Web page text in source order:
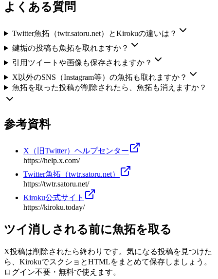
よくある質問
Twitter魚拓（twtr.satoru.net）とKirokuの違いは？
鍵垢の投稿も魚拓を取れますか？
引用ツイートや画像も保存されますか？
X以外のSNS（Instagram等）の魚拓も取れますか？
魚拓を取った投稿が削除されたら、魚拓も消えますか？
参考資料
X（旧Twitter）ヘルプセンター
https://help.x.com/
Twitter魚拓（twtr.satoru.net）
https://twtr.satoru.net/
Kiroku公式サイト
https://kiroku.today/
ツイ消しされる前に魚拓を取る
X投稿は削除されたら終わりです。気になる投稿を見つけた
ら、KirokuでスクショとHTMLをまとめて保存しましょう。
ログイン不要・無料で使えます。